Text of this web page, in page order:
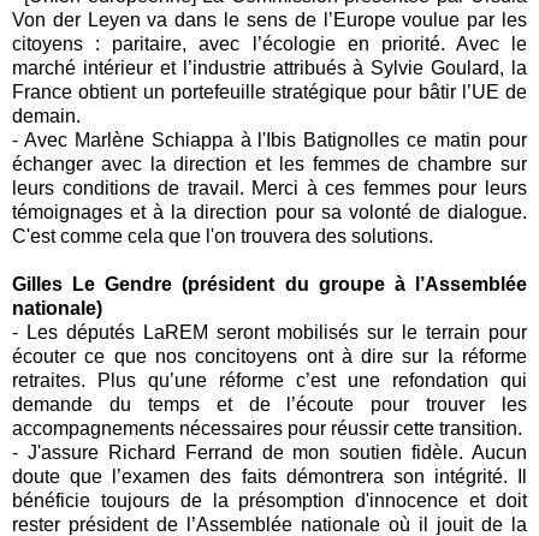
Von der Leyen va dans le sens de l’Europe voulue par les
citoyens : paritaire, avec l’écologie en priorité. Avec le
marché intérieur et l’industrie attribués à Sylvie Goulard, la
France obtient un portefeuille stratégique pour bâtir l’UE de
demain.
- Avec Marlène Schiappa à l'Ibis Batignolles ce matin pour
échanger avec la direction et les femmes de chambre sur
leurs conditions de travail. Merci à ces femmes pour leurs
témoignages et à la direction pour sa volonté de dialogue.
C'est comme cela que l'on trouvera des solutions.
Gilles Le Gendre (président du groupe à l’Assemblée
nationale)
- Les députés LaREM seront mobilisés sur le terrain pour
écouter ce que nos concitoyens ont à dire sur la réforme
retraites. Plus qu’une réforme c’est une refondation qui
demande du temps et de l’écoute pour trouver les
accompagnements nécessaires pour réussir cette transition.
- J'assure Richard Ferrand de mon soutien fidèle. Aucun
doute que l’examen des faits démontrera son intégrité. Il
bénéficie toujours de la présomption d'innocence et doit
rester président de l’Assemblée nationale où il jouit de la